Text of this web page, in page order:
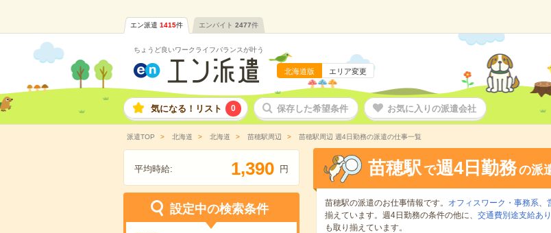
エン派遣 1415件 エンバイト 2477件
ちょうど良いワークライフバランスが叶う
北海道版 エリア変更
気になる！リスト 0 保存した希望条件 お気に入りの派遣会社
派遣TOP 北海道 北海道 苗穂駅周辺 苗穂駅周辺 週4日勤務の派遣の仕事一覧
平均時給: 1,390 円
設定中の検索条件
苗穂駅 で週4日勤務の派
苗穂駅の派遣のお仕事情報です。 オフィスワーク・事務系、
揃えています。週4日勤務の条件の他に、 交通費別途支給あり
も取り揃えています。